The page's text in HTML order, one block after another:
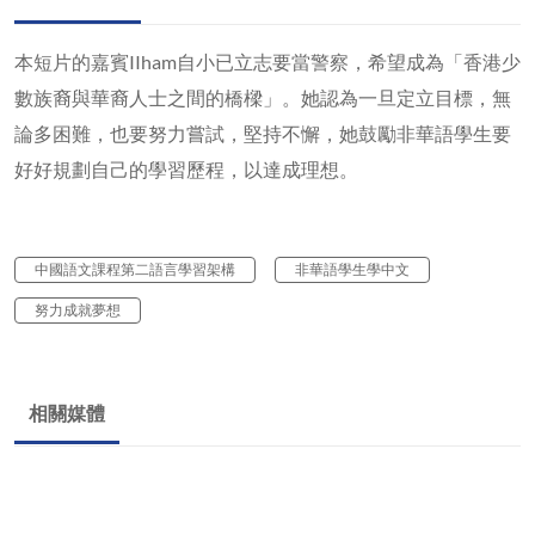
本短片的嘉賓IIham自小已立志要當警察，希望成為「香港少
數族裔與華裔人士之間的橋樑」。她認為一旦定立目標，無
論多困難，也要努力嘗試，堅持不懈，她鼓勵非華語學生要
好好規劃自己的學習歷程，以達成理想。
中國語文課程第二語言學習架構 非華語學生學中文
努力成就夢想
相關媒體